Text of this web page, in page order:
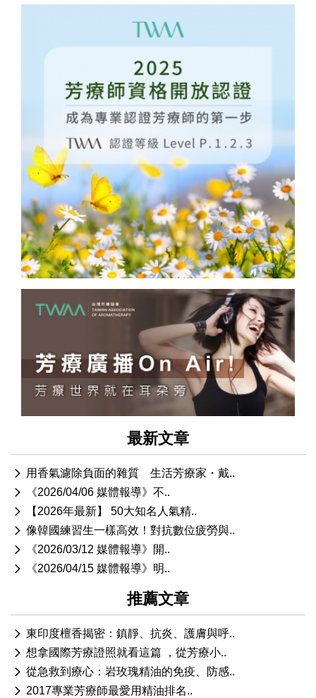
最新文章
用香氣濾除負面的雜質 生活芳療家・戴..
《2026/04/06 媒體報導》不..
【2026年最新】 50大知名人氣精..
像韓國練習生一樣高效！對抗數位疲勞與..
《2026/03/12 媒體報導》開..
《2026/04/15 媒體報導》明..
推薦文章
東印度檀香揭密：鎮靜、抗炎、護膚與呼..
想拿國際芳療證照就看這篇 ，從芳療小..
從急救到療心：岩玫瑰精油的免疫、防感..
2017專業芳療師最愛用精油排名..